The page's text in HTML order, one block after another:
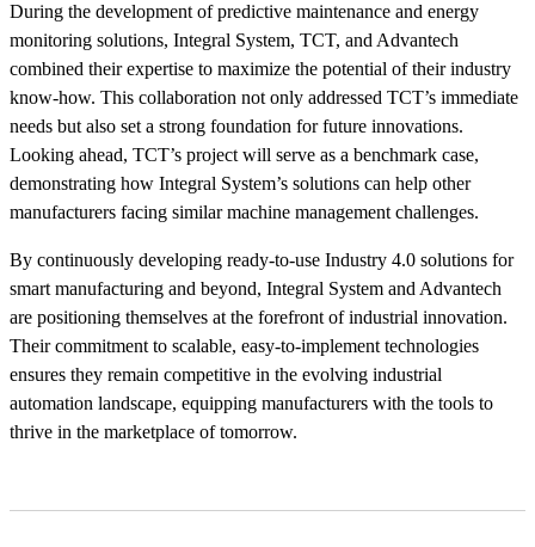
During the development of predictive maintenance and energy
monitoring solutions, Integral System, TCT, and Advantech
combined their expertise to maximize the potential of their industry
know-how. This collaboration not only addressed TCT’s immediate
needs but also set a strong foundation for future innovations.
Looking ahead, TCT’s project will serve as a benchmark case,
demonstrating how Integral System’s solutions can help other
manufacturers facing similar machine management challenges.
By continuously developing ready-to-use Industry 4.0 solutions for
smart manufacturing and beyond, Integral System and Advantech
are positioning themselves at the forefront of industrial innovation.
Their commitment to scalable, easy-to-implement technologies
ensures they remain competitive in the evolving industrial
automation landscape, equipping manufacturers with the tools to
thrive in the marketplace of tomorrow.